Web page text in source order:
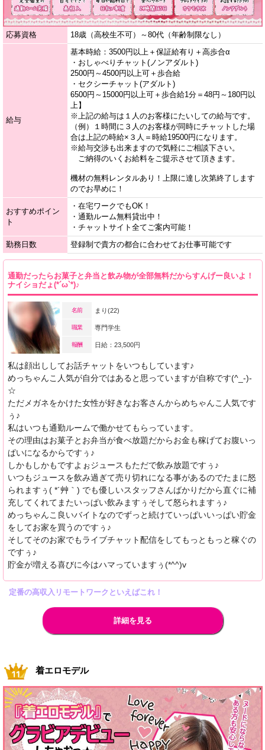
応募資格 18歳（高校生不可）～80代（年齢制限なし）
給与
基本時給：3500円以上＋保証給有り＋高歩合α
・おしゃべりチャット(ノンアダルト)
2500円～4500円以上可＋歩合給
・セクシーチャット(アダルト)
6500円～15000円以上可＋歩合給1分＝48円～180円以
上】
※上記の給与は１人のお客様にたいしての給与です。
（例）１時間に３人のお客様が同時にチャットした場
合は上記の時給×３人＝時給19500円になります。
※給与交渉も出来ますので気軽にご相談下さい。
ご納得のいくお給料をご提示させて頂きます。
機材の無料レンタルあり！上限に達し次第終了します
のでお早めに！
おすすめポイン
ト
・在宅ワークでもOK！
・通勤ルーム無料貸出中！
・チャットサイト全てご案内可能！
勤務日数
登録制で貴方の都合に合わせてお仕事可能です
通勤だったらお菓子と弁当と飲み物が全部無料だからすんげー良いよ！
ナイショだょ(*´ω`*)♪
名前 まり(22)
職業 専門学生
報酬 日給：23,500円
私は顔出ししてお話チャットをいつもしています♪
めっちゃんこ人気が自分ではあると思っていますが自称です(^_-)-
☆
ただメガネをかけた女性が好きなお客さんからめちゃんこ人気です
ぅ♪
私はいつも通勤ルームで働かせてもらっています。
その理由はお菓子とお弁当が食べ放題だからお金も稼げてお腹いっ
ぱいになるからですぅ♪
しかもしかもですよぉジュースもただで飲み放題ですぅ♪
いつもジュースを飲み過ぎて売り切れになる事があるのでたまに怒
られますぅ( *´艸｀) でも優しいスタッフさんばかりだから直ぐに補
充してくれてまたいっぱい飲みますぅそして怒られますぅ♪
めっちゃんこ良いバイトなのでずっと続けていっぱいいっぱい貯金
をしてお家を買うのですぅ♪
そしてそのお家でもライブチャット配信をしてもっともっと稼ぐの
ですぅ♪
貯金が増える喜びに今はハマっていますぅ(*^^)v
定番の高収入リモートワークといえばこれ！
詳細を見る
着エロモデル